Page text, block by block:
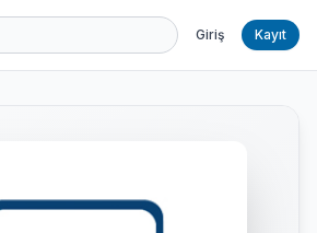
Giriş Kayıt